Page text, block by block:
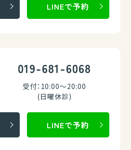
LINEで予約
019-681-6068
受付：10:00～20:00
(日曜休診)
LINEで予約